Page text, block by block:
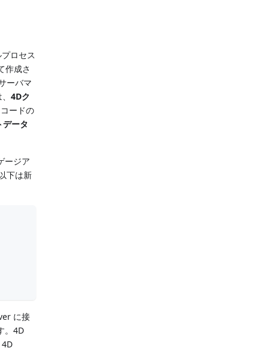
ロセス
作成さ
ーバマ
、4Dク
ードの
ータ
ージア
下は新
に接
。4D